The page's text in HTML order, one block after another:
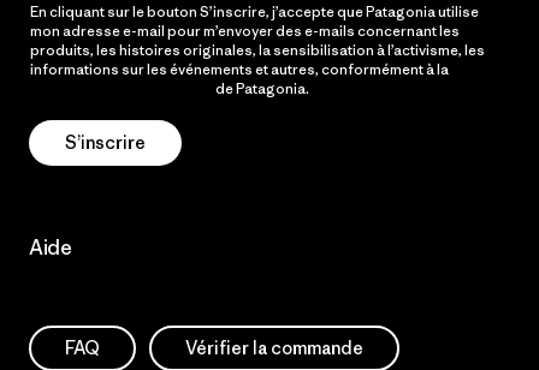
En cliquant sur le bouton S’inscrire, j’accepte que Patagonia utilise
mon adresse e-mail pour m’envoyer des e-mails concernant les
produits, les histoires originales, la sensibilisation à l’activisme, les
informations sur les événements et autres, conformément à la
de Patagonia.
S’inscrire
Aide
FAQ Vérifier la commande